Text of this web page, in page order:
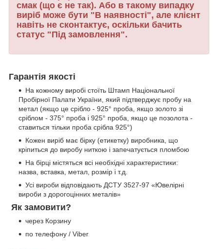
смак (що є не так). Або в такому випадку
виріб може бути "В наявності", але клієнт
навіть не сконтактує, оскільки бачить
статус "Під замовлення".
Гарантія якості
На кожному виробі стоїть Штамп Національної
Пробірної Палати України, який підтверджує пробу на
метал (якщо це срібло - 925° проба, якщо золото зі
сріблом - 375° проба і 925° проба, якщо це позолота -
ставиться тільки проба срібла 925°)
Кожен виріб має бірку (етикетку) виробника, що
кріпиться до виробу ниткою і запечатується пломбою
На бірці містяться всі необхідні характеристики:
назва, вставка, метал, розмір і т.д.
Усі вироби відповідають ДСТУ 3527-97 «Ювелірні
вироби з дорогоцінних металів»
Як замовити?
через Корзину
по телефону / Viber